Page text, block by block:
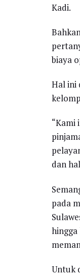
Kadi.
biaya
Hal ini
“Kami
dan
pada
Untuk